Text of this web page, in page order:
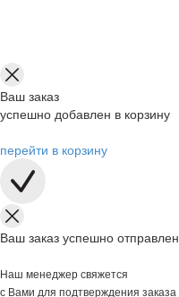
Ваш заказ
успешно добавлен в корзину
перейти в корзину
Ваш заказ успешно отправлен
Наш менеджер свяжется
с Вами для подтверждения заказа